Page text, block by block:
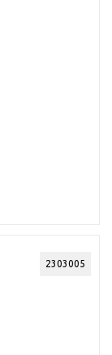
2303005